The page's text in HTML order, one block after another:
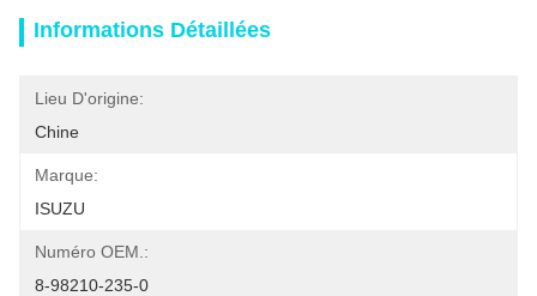
Informations Détaillées
Lieu D'origine:
Chine
Marque:
ISUZU
Numéro OEM.:
8-98210-235-0